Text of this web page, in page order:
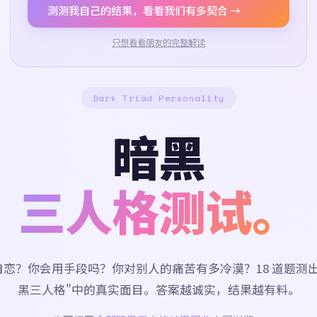
测测我自己的结果，看看我们有多契合 →
只想看看朋友的完整解读
Dark Triad Personality
暗黑
三人格测试。
？你会用手段吗？你对别人的痛苦有多冷漠？18 道题测
黑三人格"中的真实面目。答案越诚实，结果越有料。